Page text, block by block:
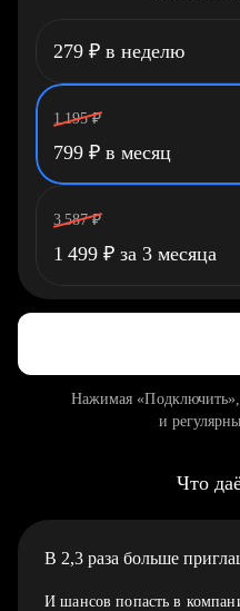
279 ₽ в неделю
1 195 ₽
799 ₽ в месяц
3 587 ₽
1 499 ₽ за 3 месяца
Нажимая «Подключить»,
и
Что
В 2,3 раза больше
И шансов попасть в